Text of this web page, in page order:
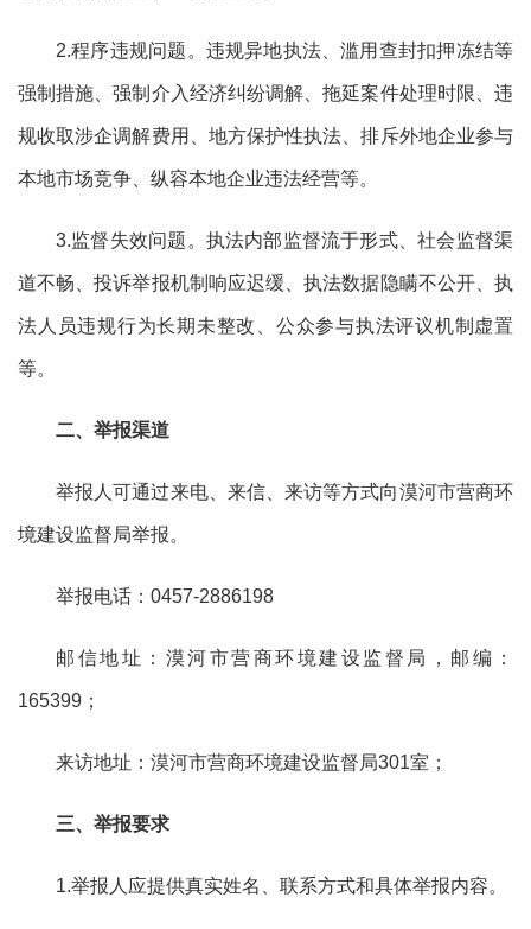
2.程序违规问题。违规异地执法、滥用查封扣押冻结等
强制措施、强制介入经济纠纷调解、拖延案件处理时限、违
规收取涉企调解费用、地方保护性执法、排斥外地企业参与
本地市场竞争、纵容本地企业违法经营等。
3.监督失效问题。执法内部监督流于形式、社会监督渠
道不畅、投诉举报机制响应迟缓、执法数据隐瞒不公开、执
法人员违规行为长期未整改、公众参与执法评议机制虚置
等。
二、举报渠道
举报人可通过来电、来信、来访等方式向漠河市营商环
境建设监督局举报。
举报电话： 0457-2886198
邮信地址： 漠河市营商环境建设监督局，邮编：
165399 ；
来访地址： 漠河市营商环境建设监督局301室；
三、举报要求
1.举报人应提供真实姓名、联系方式和具体举报内容。